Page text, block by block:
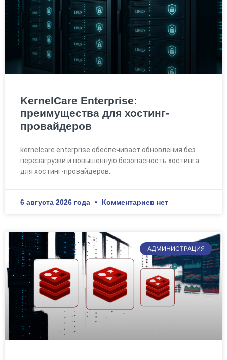
KernelCare Enterprise:
преимущества для хостинг-
провайдеров
kernelcare enterprise обеспечивает обновления без
перезагрузки и повышенную безопасность хостинга
для хостинг-провайдеров.
6 августа 2026 года Комментариев нет
АДМИНИСТРАЦИЯ